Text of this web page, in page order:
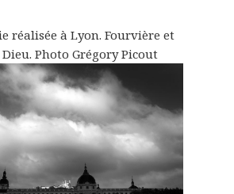
réalisée à Lyon. Fourvière et
Photo Grégory Picout